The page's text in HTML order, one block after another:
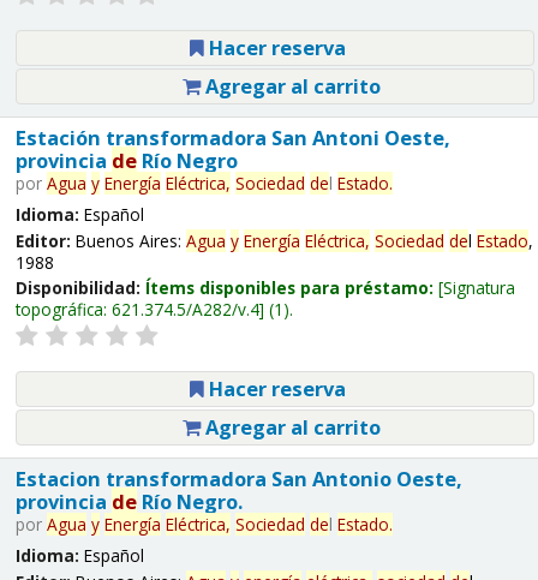
Hacer reserva
Agregar al carrito
Estación transformadora San Antoni Oeste,
provincia deRío Negro
por Agua y Energía Eléctrica, Sociedad del Estado.
Idioma: Español
Editor: Buenos Aires: Agua y Energía Eléctrica, Sociedad del Estado,
1988
Disponibilidad: Ítems disponibles para préstamo: Signatura
topográfica: 621.374.5/A282/v.4 (1).
Hacer reserva
Agregar al carrito
Estacion transformadora San Antonio Oeste,
provincia deRío Negro.
por Agua y Energía Eléctrica, Sociedad del Estado.
Idioma: Español